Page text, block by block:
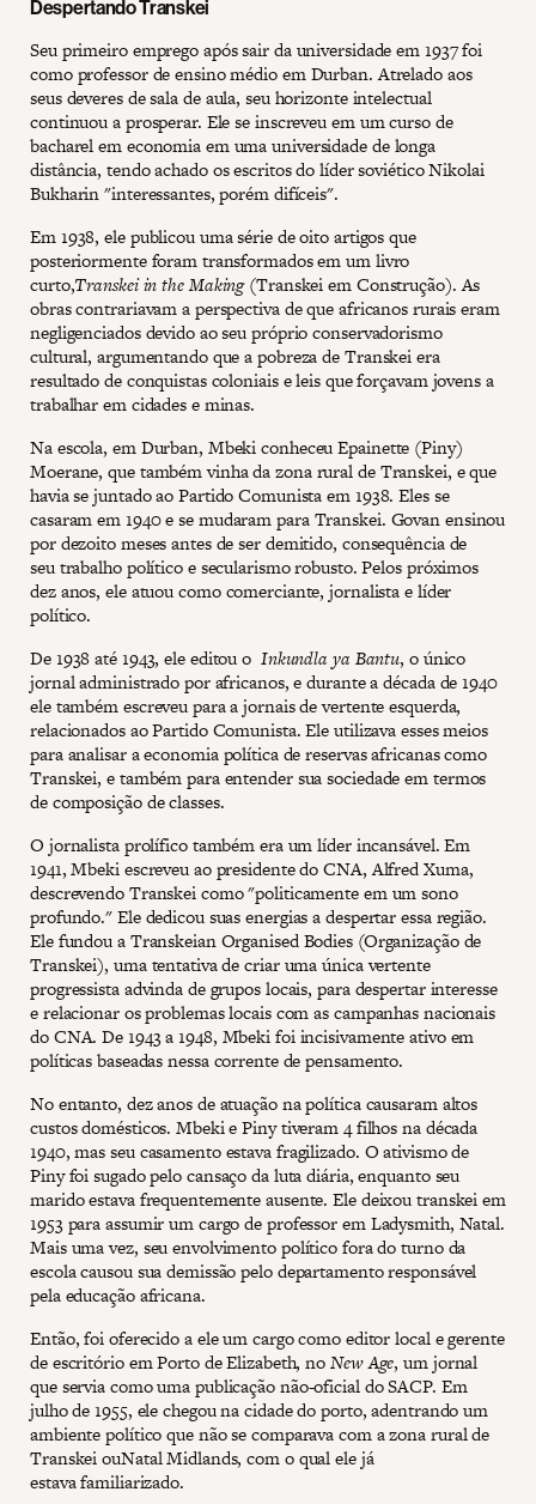
Despertando Transkei
Seu primeiro emprego após sair da universidade em 1937 foi
como professor de ensino médio em Durban. Atrelado aos
seus deveres de sala de aula, seu horizonte intelectual
continuou a prosperar. Ele se inscreveu em um curso de
bacharel em economia em uma universidade de longa
distância, tendo achado os escritos do líder soviético Nikolai
Bukharin "interessantes, porém difíceis".
Em 1938, ele publicou uma série de oito artigos que
posteriormente foram transformados em um livro
curto,Transkei in the Making(Transkei em Construção). As
obras contrariavam a perspectiva de que africanos rurais eram
negligenciados devido ao seu próprio conservadorismo
cultural, argumentando que a pobreza de Transkei era
resultado de conquistas coloniais e leis que forçavam jovens a
trabalhar em cidades e minas.
Na escola, em Durban, Mbeki conheceu Epainette (Piny)
Moerane, que também vinha da zona rural de Transkei, e que
havia se juntado ao Partido Comunista em 1938. Eles se
casaram em 1940 e se mudaram para Transkei. Govan ensinou
por dezoito meses antes de ser demitido, consequência de
seu trabalho político e secularismo robusto. Pelos próximos
dez anos, ele atuou como comerciante, jornalista e líder
político.
De 1938 até 1943, ele editou o Inkundla ya Bantu, o único
jornal administrado por africanos, e durante a década de 1940
ele também escreveu para a jornais de vertente esquerda,
relacionados ao Partido Comunista. Ele utilizava esses meios
para analisar a economia política de reservas africanas como
Transkei, e também para entender sua sociedade em termos
de composição de classes.
O jornalista prolífico também era um líder incansável. Em
1941, Mbeki escreveu ao presidente do CNA, Alfred Xuma,
descrevendo Transkei como "politicamente em um sono
profundo." Ele dedicou suas energias a despertar essa região.
Ele fundou a Transkeian Organised Bodies (Organização de
Transkei), uma tentativa de criar uma única vertente
progressista advinda de grupos locais, para despertar interesse
e relacionar os problemas locais com as campanhas nacionais
do CNA. De 1943 a 1948, Mbeki foi incisivamente ativo em
políticas baseadas nessa corrente de pensamento.
No entanto, dez anos de atuação na política causaram altos
custos domésticos. Mbeki e Piny tiveram 4 filhos na década
1940, mas seu casamento estava fragilizado. O ativismo de
Piny foi sugado pelo cansaço da luta diária, enquanto seu
marido estava frequentemente ausente. Ele deixou transkei em
1953 para assumir um cargo de professor em Ladysmith, Natal.
Mais uma vez, seu envolvimento político fora do turno da
escola causou sua demissão pelo departamento responsável
pela educação africana.
Então, foi oferecido a ele um cargo como editor local e gerente
de escritório em Porto de Elizabeth, noNew Age, um jornal
que servia como uma publicação não-oficial do SACP. Em
julho de 1955, ele chegou na cidade do porto, adentrando um
ambiente político que não se comparava com a zona rural de
Transkei ouNatal Midlands, com o qual ele já
estava familiarizado.